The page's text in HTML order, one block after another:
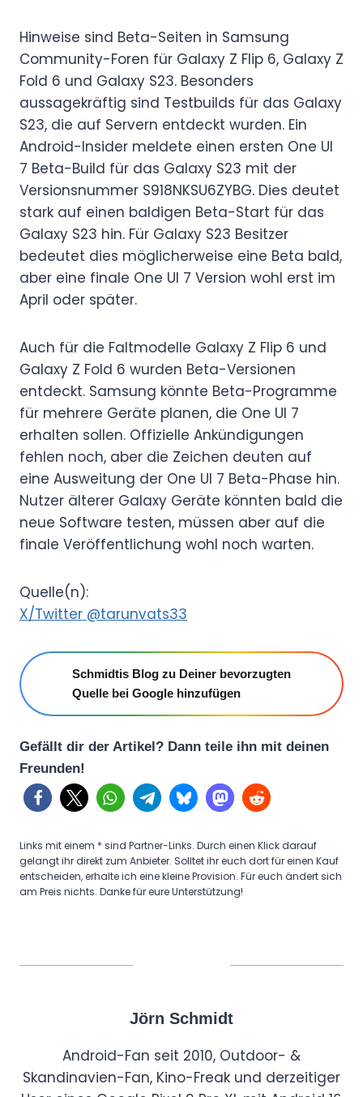
Hinweise sind Beta-Seiten in Samsung
Community-Foren für Galaxy Z Flip 6, Galaxy Z
Fold 6 und Galaxy S23. Besonders
aussagekräftig sind Testbuilds für das Galaxy
S23, die auf Servern entdeckt wurden. Ein
Android-Insider meldete einen ersten One UI
7 Beta-Build für das Galaxy S23 mit der
Versionsnummer S918NKSU6ZYBG. Dies deutet
stark auf einen baldigen Beta-Start für das
Galaxy S23 hin. Für Galaxy S23 Besitzer
bedeutet dies möglicherweise eine Beta bald,
aber eine finale One UI 7 Version wohl erst im
April oder später.
Auch für die Faltmodelle Galaxy Z Flip 6 und
Galaxy Z Fold 6 wurden Beta-Versionen
entdeckt. Samsung könnte Beta-Programme
für mehrere Geräte planen, die One UI 7
erhalten sollen. Offizielle Ankündigungen
fehlen noch, aber die Zeichen deuten auf
eine Ausweitung der One UI 7 Beta-Phase hin.
Nutzer älterer Galaxy Geräte könnten bald die
neue Software testen, müssen aber auf die
finale Veröffentlichung wohl noch warten.
Quelle(n):
X/Twitter @tarunvats33
Schmidtis Blog zu Deiner bevorzugten
Quelle bei Google hinzufügen
Gefällt dir der Artikel? Dann teile ihn mit deinen
Freunden!
Links mit einem * sind Partner-Links. Durch einen Klick darauf
gelangt ihr direkt zum Anbieter. Solltet ihr euch dort für einen Kauf
entscheiden, erhalte ich eine kleine Provision. Für euch ändert sich
am Preis nichts. Danke für eure Unterstützung!
Jörn Schmidt
Android-Fan seit 2010, Outdoor- &
Skandinavien-Fan, Kino-Freak und derzeitiger